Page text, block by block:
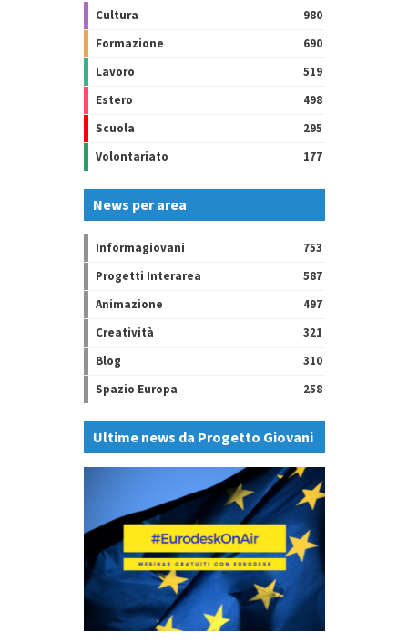
Cultura
980
Formazione
690
Lavoro
519
Estero
498
Scuola
295
Volontariato
177
News per area
Informagiovani
753
Progetti Interarea
587
Animazione
497
Creatività
321
Blog
310
Spazio Europa
258
Ultime news da Progetto Giovani